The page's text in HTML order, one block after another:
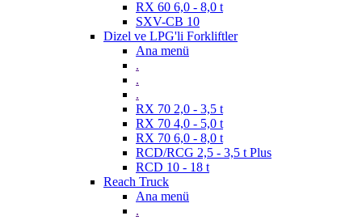
RX 60 6,0 - 8,0 t
SXV-CB 10
Dizel ve LPG'li Forkliftler
Ana menü
.
.
.
RX 70 2,0 - 3,5 t
RX 70 4,0 - 5,0 t
RX 70 6,0 - 8,0 t
RCD/RCG 2,5 - 3,5 t Plus
RCD 10 - 18 t
Reach Truck
Ana menü
.